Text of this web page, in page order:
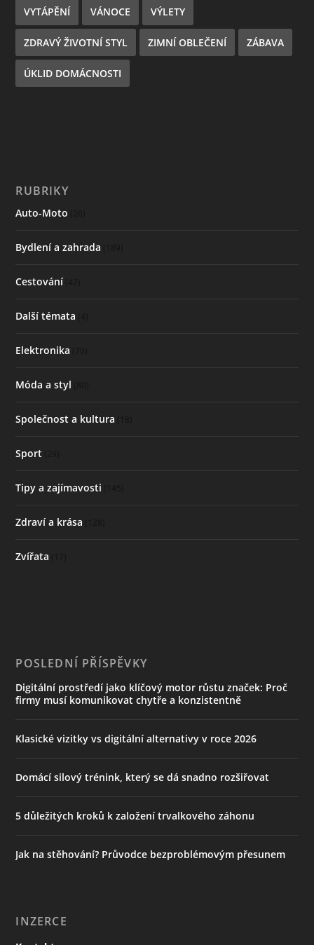
VYTÁPĚNÍ VÁNOCE VÝLETY
ZDRAVÝ ŽIVOTNÍ STYL ZIMNÍ OBLEČENÍ ZÁBAVA
ÚKLID DOMÁCNOSTI
RUBRIKY
Auto-Moto
Bydlení a zahrada
Cestování(42)
Další témata
Elektronika
Móda a styl
Společnost a kultura
Sport
Tipy a zajímavosti
Zdraví a krása
Zvířata
POSLEDNÍ PŘÍSPĚVKY
Digitální prostředí jako klíčový motor růstu značek: Proč
firmy musí komunikovat chytře a konzistentně
Klasické vizitky vs digitální alternativy v roce 2026
Domácí silový trénink, který se dá snadno rozšiřovat
5 důležitých kroků k založení trvalkového záhonu
Jak na stěhování? Průvodce bezproblémovým přesunem
INZERCE